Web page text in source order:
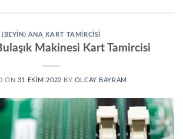
(BEYIN) ANA KART TAMIRCISI
Makinesi Kart Tamircisi
ON 31 EKIM 2022 BY OLCAY BAYRAM